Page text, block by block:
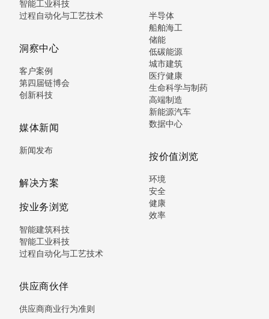
智能工业科技
过程自动化与工艺技术
洞察中心
客户案例
第四届链博会
创新科技
媒体新闻
新闻发布
解决方案
按业务浏览
智能建筑科技
智能工业科技
过程自动化与工艺技术
供应商伙伴
供应商商业行为准则
半导体
船舶海工
储能
低碳能源
城市建筑
医疗健康
生命科学与制药
高端制造
新能源汽车
数据中心
按价值浏览
环境
安全
健康
效率